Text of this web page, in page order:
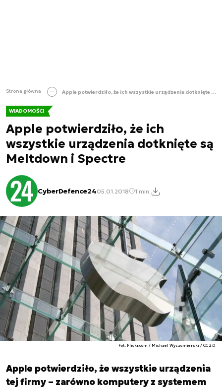
Strona główna Apple potwierdziło, że ich wszystkie urządzenia dotknięte są Meltdown i Spectre
WIADOMOŚCI
Apple potwierdziło, że ich
wszystkie urządzenia dotknięte są
Meltdown i Spectre
CyberDefence2405.01.2018 1 min.
Fot. Flickr.com / Michael Wyszomierski / CC 2.0
Apple potwierdziło, że wszystkie urządzenia
tej firmy – zarówno komputery z systemem